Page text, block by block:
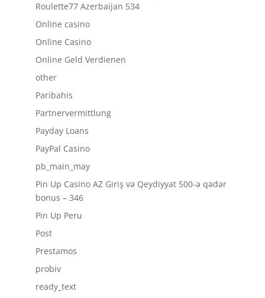
Roulette77 Azerbaijan 534
Online casino
Online Casino
Online Geld Verdienen
other
Paribahis
Partnervermittlung
Payday Loans
PayPal Casino
pb_main_may
Pin Up Casino AZ Giriş və Qeydiyyat 500-ə qədər
bonus – 346
Pin Up Peru
Post
Prestamos
probiv
ready_text